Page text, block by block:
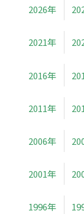
2026年
2021年
2016年
2011年
2006年
2001年
1996年